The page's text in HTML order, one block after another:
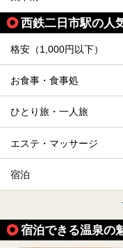
西鉄二日市駅の人
格安（1,000円以下）
お食事・食事処
ひとり旅・一人旅
エステ・マッサージ
宿泊
宿泊できる温泉の